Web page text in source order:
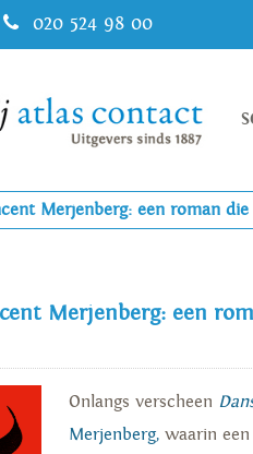
020 524 98 00
Merjenberg: een roman
Merjenberg: een
Onlangs verscheen
Merjenberg, waarin